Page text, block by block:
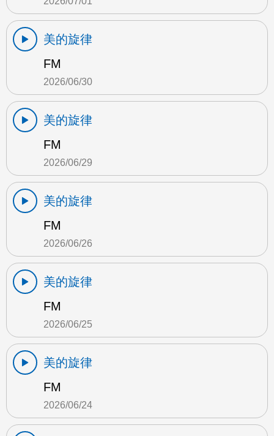
美的旋律
FM
2026/06/30
美的旋律
FM
2026/06/29
美的旋律
FM
2026/06/26
美的旋律
FM
2026/06/25
美的旋律
FM
2026/06/24